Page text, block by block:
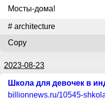
Мосты-дома!
# architecture
Copy
2023-08-23
Школа для девочек в
billionnews.ru/10545-